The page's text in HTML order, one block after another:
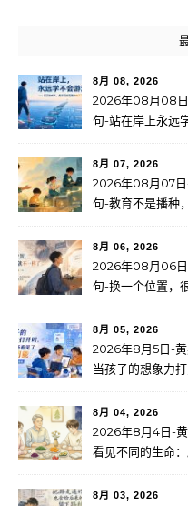
8月 08, 2026
2026年08月08
句-站在岸上永远
8月 07, 2026
2026年08月07
句-教育不是播种
8月 06, 2026
2026年08月06
句-换一个位置，
8月 05, 2026
2026年8月5日-
当孩子的想象力
8月 04, 2026
2026年8月4日-
看见不同的生命
8月 03, 2026